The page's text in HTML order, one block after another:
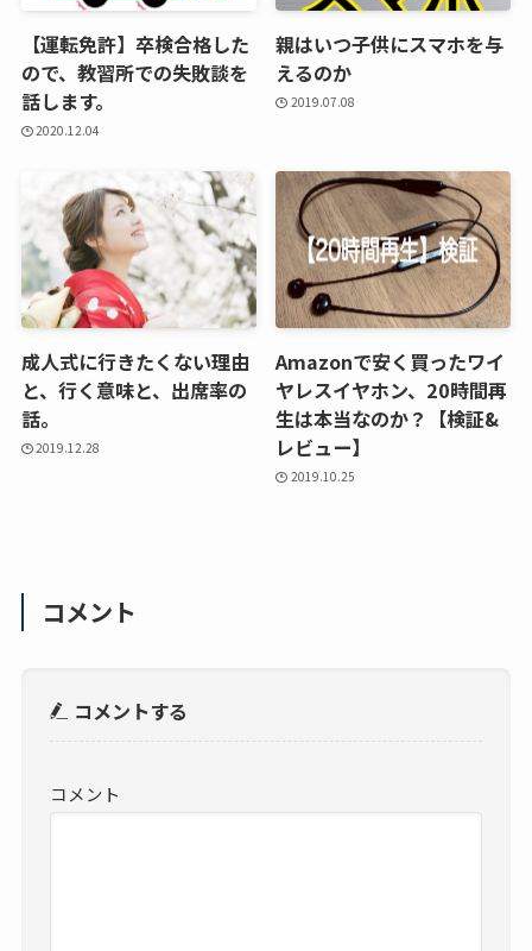
【運転免許】卒検合格した
ので、教習所での失敗談を
話します。
2020.12.04
親はいつ子供にスマホを与
えるのか
2019.07.08
成人式に行きたくない理由
と、行く意味と、出席率の
話。
2019.12.28
Amazonで安く買ったワイ
ヤレスイヤホン、20時間再
生は本当なのか？【検証&
レビュー】
2019.10.25
コメント
コメントする
コメント